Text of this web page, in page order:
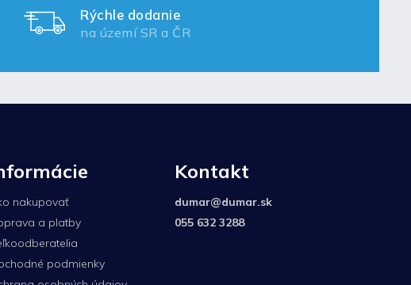
Rýchle dodanie
na území SR a ČR
nakupovať
a platby
podmienky
Kontakt
dumar@dumar.sk
055 632 3288